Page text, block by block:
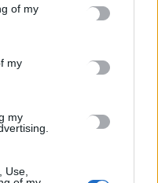
of my
my
my
Use,
πρόσωπο με λευκό
– Ποιες οι